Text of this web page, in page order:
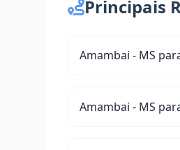
Principais
Amambai - MS
Amambai - MS